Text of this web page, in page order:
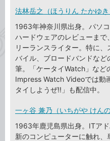
法林岳之（ほうりん たかゆき
1963年神奈川県出身。パソ
ハードウェアのレビューまで
リーランスライター。特に
バイル、ブロードバンドな
筆。「ケータイWatch」など
Impress Watch Videoでは動
タイしようぜ!!」も配信中。
一ヶ谷 兼乃（いちがや けんの
1963年鹿児島県出身。ITア
新のコンピューターに触れ